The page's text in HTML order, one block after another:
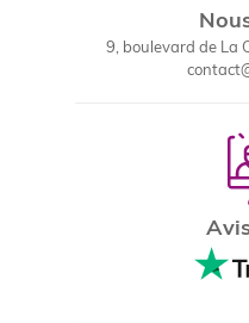
9, boulevard de La